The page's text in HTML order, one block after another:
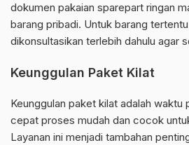
dokumen pakaian sparepart ringan
barang pribadi. Untuk barang
dikonsultasikan terlebih dahulu agar
Keunggulan Paket Kilat
Keunggulan paket kilat adalah waktu
cepat proses mudah dan cocok
Layanan ini menjadi tambahan